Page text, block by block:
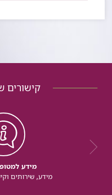
קישורים
מידע
מידע, שירותים